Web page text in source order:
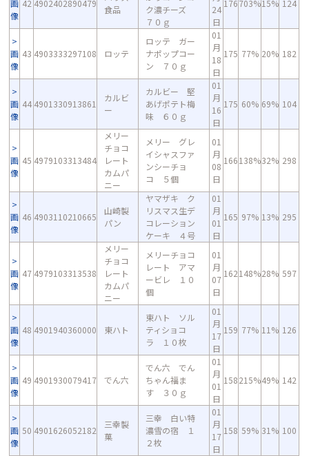
画
像
42 4902402890479
食品
ク濃チーズ
７０ｇ
24
日
176703%15% 124
画
像
43 4903333297108 ロッテ
ロッテ ガー
ナポップコー
ン ７０ｇ
01
月
18
日
175 77% 20% 182
画
像
44 4901330913861
カルビ
ー
カルビー 堅
あげポテト梅
味 ６０ｇ
01
月
16
日
175 60% 69% 104
画
像
45 4979103313484
メリー
チョコ
レート
カムパ
ニー
メリー グレ
イシャスファ
ンシーチョ
コ ５個
01
月
08
日
166138%32% 298
画
像
46 4903110210665
山崎製
パン
ヤマザキ ク
リスマス生デ
コレーション
ケーキ ４号
01
月
01
日
165 97% 13% 295
画
像
47 4979103313538
メリー
チョコ
レート
カムパ
ニー
メリーチョコ
レート アマ
ービレ １０
個
01
月
07
日
162148%28% 597
画
像
48 4901940360000 東ハト
東ハト ソル
ティショコ
ラ １０枚
01
月
17
日
159 77% 11% 126
画
像
49 4901930079417 でん六
でん六 でん
ちゃん福ま
す ３０ｇ
01
月
01
日
158215%49% 142
画
像
50 4901626052182
三幸製
菓
三幸 白い特
濃雪の宿 １
２枚
01
月
17
日
158 59% 31% 100